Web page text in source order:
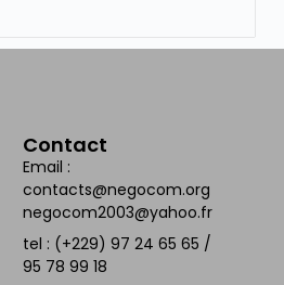
Contact
Email :
contacts@negocom.org
negocom2003@yahoo.fr
tel : (+229) 97 24 65 65 /
95 78 99 18